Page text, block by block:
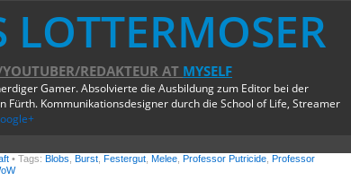
LOTTERMOSER
REDAKTEUR AT MYSELF
Gamer. Absolvierte die Ausbildung zum Editor bei der
Fürth. Kommunikationsdesigner durch die School of Life, Streamer
• Tags: Blobs Burst Festergut Melee Professor Putricide Professor